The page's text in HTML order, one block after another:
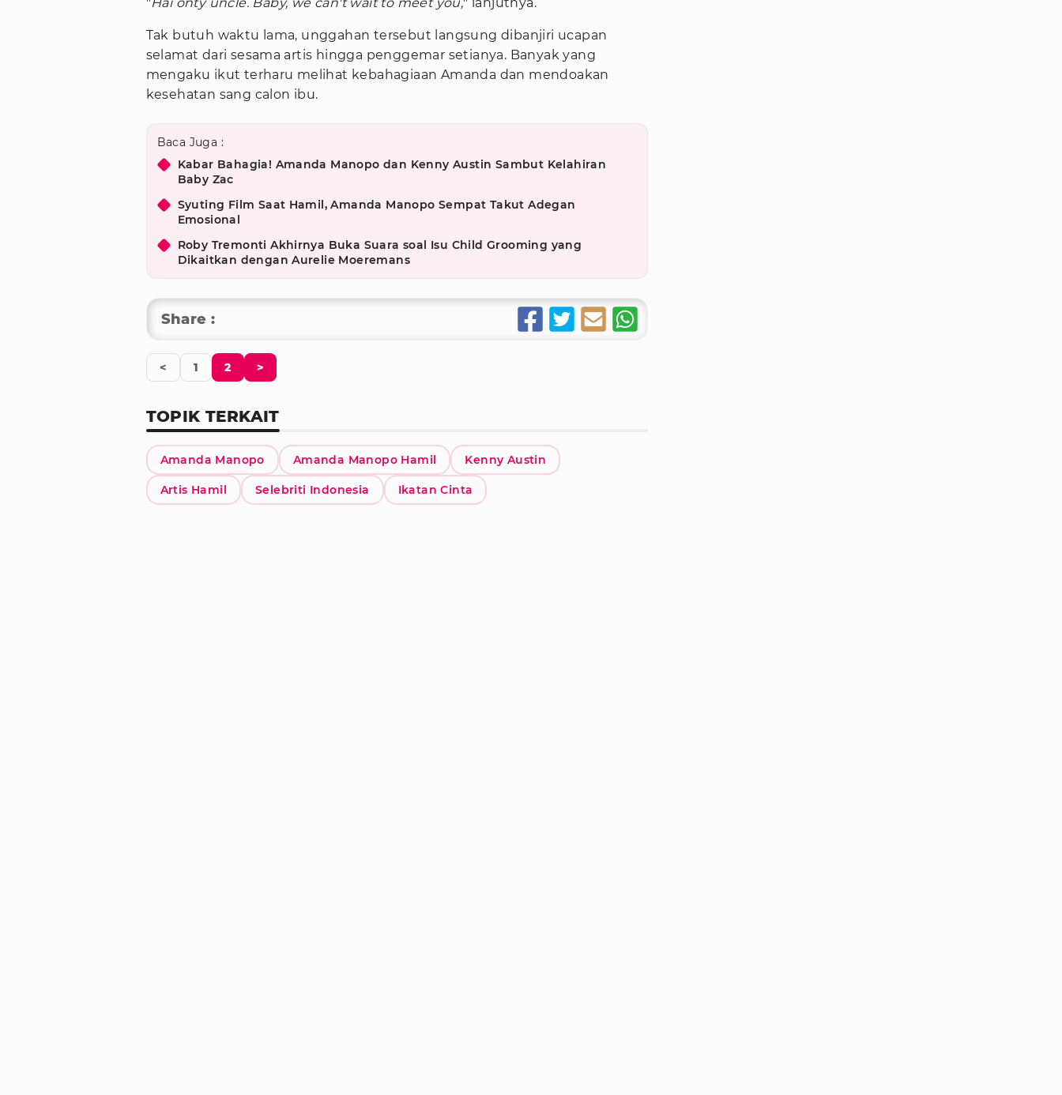
Tak butuh waktu lama, unggahan tersebut langsung dibanjiri ucapan
selamat dari sesama artis hingga penggemar setianya. Banyak yang
mengaku ikut terharu melihat kebahagiaan Amanda dan mendoakan
kesehatan sang calon ibu.
Baca Juga :
Kabar Bahagia! Amanda Manopo dan Kenny Austin Sambut Kelahiran
Baby Zac
Syuting Film Saat Hamil, Amanda Manopo Sempat Takut Adegan
Emosional
Roby Tremonti Akhirnya Buka Suara soal Isu Child Grooming yang
Dikaitkan dengan Aurelie Moeremans
Share :
< 1 2 >
TOPIK TERKAIT
Amanda Manopo Amanda Manopo Hamil Kenny Austin
Artis Hamil Selebriti Indonesia Ikatan Cinta